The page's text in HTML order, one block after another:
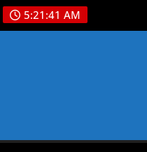
5:21:42 AM